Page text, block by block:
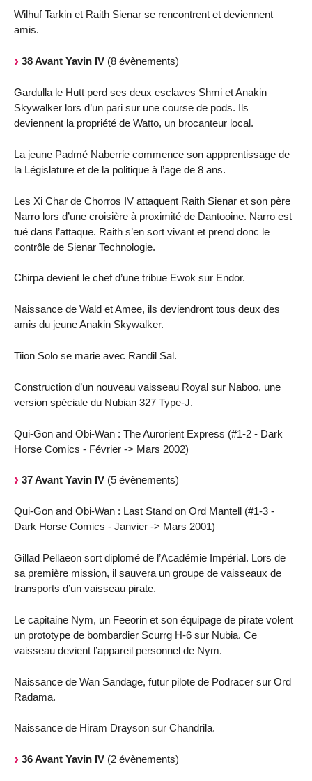
Wilhuf Tarkin et Raith Sienar se rencontrent et deviennent
amis.
38 Avant Yavin IV (8 évènements)
Gardulla le Hutt perd ses deux esclaves Shmi et Anakin
Skywalker lors d’un pari sur une course de pods. Ils
deviennent la propriété de Watto, un brocanteur local.
La jeune Padmé Naberrie commence son appprentissage de
la Législature et de la politique à l’age de 8 ans.
Les Xi Char de Chorros IV attaquent Raith Sienar et son père
Narro lors d’une croisière à proximité de Dantooine. Narro est
tué dans l’attaque. Raith s’en sort vivant et prend donc le
contrôle de Sienar Technologie.
Chirpa devient le chef d’une tribue Ewok sur Endor.
Naissance de Wald et Amee, ils deviendront tous deux des
amis du jeune Anakin Skywalker.
Tiion Solo se marie avec Randil Sal.
Construction d’un nouveau vaisseau Royal sur Naboo, une
version spéciale du Nubian 327 Type-J.
Qui-Gon and Obi-Wan : The Aurorient Express (#1-2 - Dark
Horse Comics - Février -> Mars 2002)
37 Avant Yavin IV (5 évènements)
Qui-Gon and Obi-Wan : Last Stand on Ord Mantell (#1-3 -
Dark Horse Comics - Janvier -> Mars 2001)
Gillad Pellaeon sort diplomé de l’Académie Impérial. Lors de
sa première mission, il sauvera un groupe de vaisseaux de
transports d’un vaisseau pirate.
Le capitaine Nym, un Feeorin et son équipage de pirate volent
un prototype de bombardier Scurrg H-6 sur Nubia. Ce
vaisseau devient l’appareil personnel de Nym.
Naissance de Wan Sandage, futur pilote de Podracer sur Ord
Radama.
Naissance de Hiram Drayson sur Chandrila.
36 Avant Yavin IV (2 évènements)